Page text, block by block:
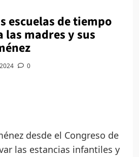
escuelas de tiempo
las madres y sus
0
desde el Congreso de
las estancias infantiles y